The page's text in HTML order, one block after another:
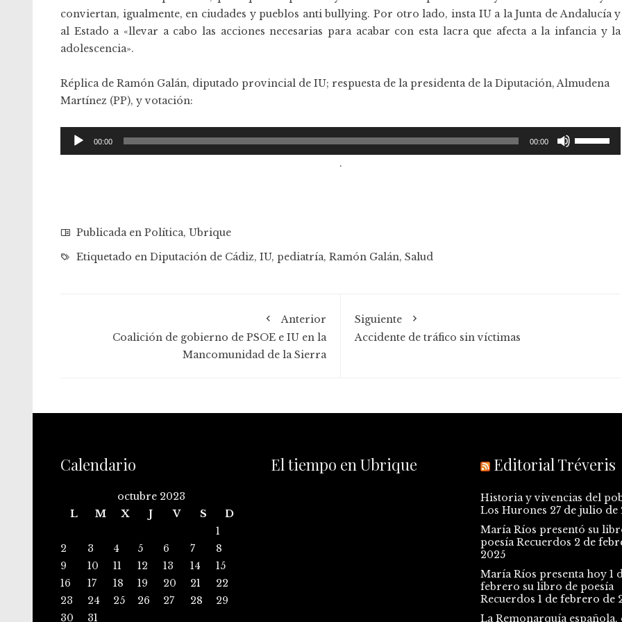
conviertan, igualmente, en ciudades y pueblos anti bullying. Por otro lado, insta IU a la Junta de Andalucía y
al Estado a «llevar a cabo las acciones necesarias para acabar con esta lacra que afecta a la infancia y la
adolescencia».
Réplica de Ramón Galán, diputado provincial de IU; respuesta de la presidenta de la Diputación, Almudena
Martínez (PP), y votación:
Reproductor
de
00:00 00:00
.
Publicada en Política, Ubrique
Etiquetado en Diputación de Cádiz, IU, pediatría, Ramón Galán, Salud
Anterior
Coalición de gobierno de PSOE e IU en la
Mancomunidad de la Sierra
Siguiente
Accidente de tráfico sin víctimas
Calendario
octubre 2023
L
M X J V S
D
1
2
3 4 5 6 7
8
9
10 11 12 13 14
15
16
17 18 19 20 21
22
23
24 25 26 27 28
29
30
31
El tiempo en Ubrique Editorial Tréveris
Historia y vivencias del
Los Hurones 27 de julio de
María Ríos presentó su
poesía Recuerdos 2 de
2025
María Ríos presenta hoy 1
febrero su libro de poesía
Recuerdos 1 de febrero de
La Remonarquía